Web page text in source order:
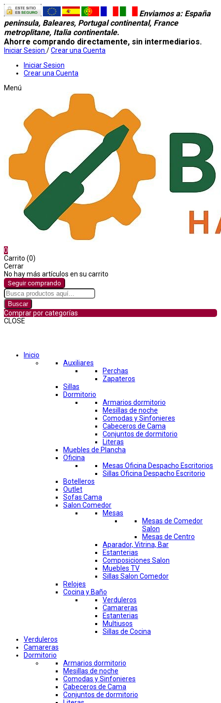
Enviamos a: España
peninsula, Baleares, Portugal continental, France
metroplitane, Italia continentale.
Ahorre comprando directamente, sin intermediarios.
Iniciar Sesion /Crear una Cuenta
Iniciar Sesion
Crear una Cuenta
Menú
0
Carrito (0)
Cerrar
No hay más artículos en su carrito
Seguir comprando
Buscar
Comprar por categorías
CLOSE
Inicio
Auxiliares
Perchas
Zapateros
Sillas
Dormitorio
Armarios dormitorio
Mesillas de noche
Comodas y Sinfonieres
Cabeceros de Cama
Conjuntos de dormitorio
Literas
Muebles de Plancha
Oficina
Mesas Oficina Despacho Escritorios
Sillas Oficina Despacho Escritorio
Botelleros
Outlet
Sofas Cama
Salon Comedor
Mesas
Mesas de Comedor
Salon
Mesas de Centro
Aparador, Vitrina, Bar
Estanterias
Composiciones Salon
Muebles TV
Sillas Salon Comedor
Relojes
Cocina y Baño
Verduleros
Camareras
Estanterias
Multiusos
Sillas de Cocina
Verduleros
Camareras
Dormitorio
Armarios dormitorio
Mesillas de noche
Comodas y Sinfonieres
Cabeceros de Cama
Conjuntos de dormitorio